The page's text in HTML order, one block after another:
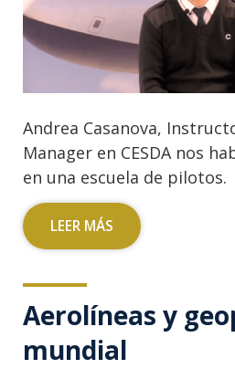
Andrea Casanova,
Manager en CESDA nos
en una escuela de pilotos.
LEER MÁS
Aerolíneas y
mundial